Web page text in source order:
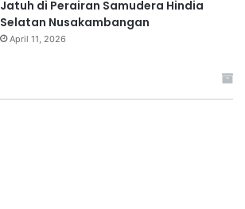
Jatuh di Perairan Samudera Hindia
Selatan Nusakambangan
April 11, 2026